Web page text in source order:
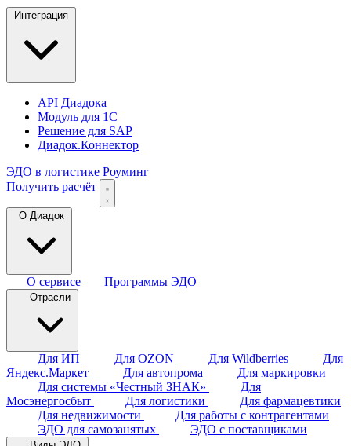
Интеграция
API Диадока
Модуль для 1С
Решение для SAP
Диадок.Коннектор
ЭДО в логистике Роуминг
Получить расчёт
О Диадок
О сервисе Программы ЭДО
Отрасли
Для ИП Для OZON Для Wildberries
Для
Яндекс.Маркет
Для автопрома
Для маркировки
Для системы «Честный ЗНАК»
Для
Мосэнергосбыт
Для логистики
Для фармацевтики
Для недвижимости
Для работы с контрагентами
ЭДО для самозанятых
ЭДО с поставщиками